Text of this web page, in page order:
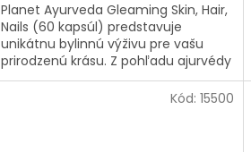
Planet Ayurveda Gleaming Skin, Hair,
Nails (60 kapsúl) predstavuje
unikátnu bylinnú výživu pre vašu
prirodzenú krásu. Z pohľadu ajurvédy
nie je kvalita pleti či vlasov len...
Kód: 15500